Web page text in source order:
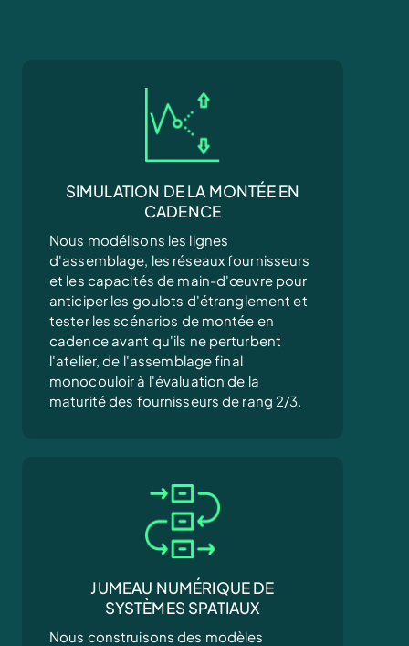
SIMULATION DE LA MONTÉE EN
CADENCE
Nous modélisons les lignes
d'assemblage, les réseaux fournisseurs
et les capacités de main-d'œuvre pour
anticiper les goulots d'étranglement et
tester les scénarios de montée en
cadence avant qu'ils ne perturbent
l'atelier, de l'assemblage final
monocouloir à l'évaluation de la
maturité des fournisseurs de rang 2/3.
JUMEAU NUMÉRIQUE DE
SYSTÈMES SPATIAUX
Nous construisons des modèles